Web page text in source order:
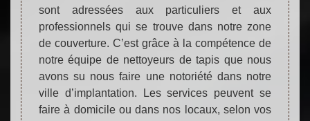
sont adressées aux particuliers et aux
professionnels qui se trouve dans notre zone
de couverture. C’est grâce à la compétence de
notre équipe de nettoyeurs de tapis que nous
avons su nous faire une notoriété dans notre
ville d’implantation. Les services peuvent se
faire à domicile ou dans nos locaux, selon vos